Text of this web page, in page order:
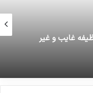
غایب و غیر